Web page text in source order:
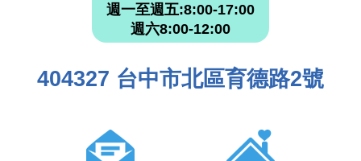
週一至週五:8:00-17:00
週六8:00-12:00
404327 台中市北區育德路2號